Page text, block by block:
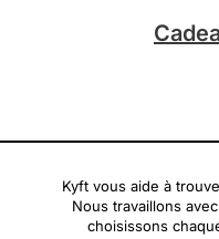
Kyft vous aide à
Nous travaillons
choisissons